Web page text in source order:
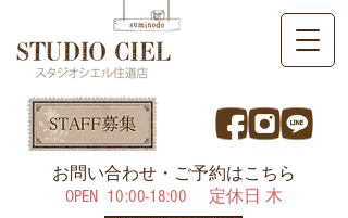
​お問い合わせ・ご予約はこちら
OPEN ​10:00-18:00 定休日 木